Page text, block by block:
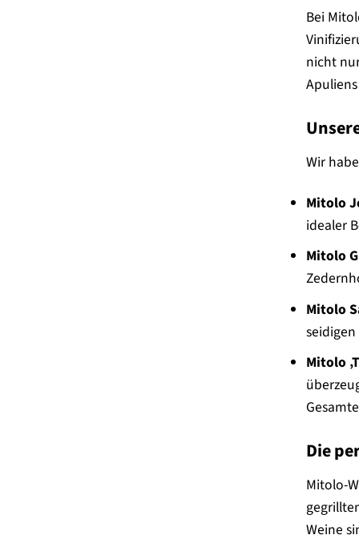
Bei
nicht
Wir
Mitolo
idealer
Mitolo
Mitolo
Mitolo
Die
Mitolo-
Weine